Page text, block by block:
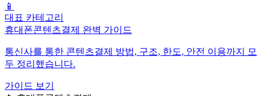
📱
대표 카테고리
휴대폰콘텐츠결제 완벽 가이드
통신사를 통한 콘텐츠결제 방법, 구조, 한도, 안전 이용까지 모
두 정리했습니다.
가이드 보기